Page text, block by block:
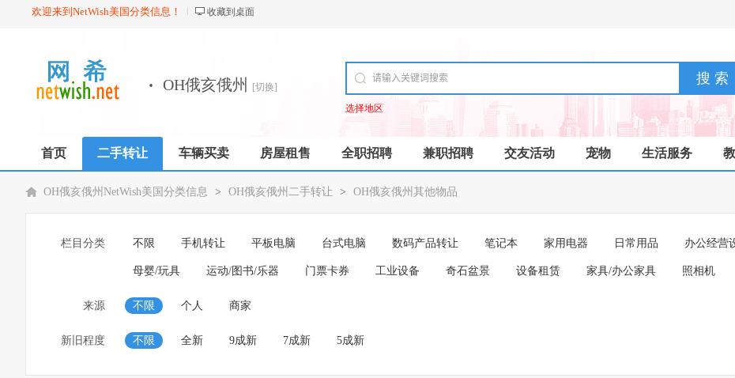
欢迎来到NetWish美国分类信息！ 收藏到桌面
· OH俄亥俄州
[切换]
选择地区
首页 二手转让 车辆买卖 房屋租售 全职招聘 兼职招聘 交友活动 宠物 生活服务
OH俄亥俄州NetWish美国分类信息 > OH俄亥俄州二手转让 > OH俄亥俄州其他物品
栏目分类 不限 手机转让 平板电脑 台式电脑 数码产品转让 笔记本 家用电器 日常用品 办公经营
母婴/玩具 运动/图书/乐器 门票卡券 工业设备 奇石盆景 设备租赁 家具/办公家具 照相机
来源 不限 个人 商家
新旧程度 不限 全新 9成新 7成新 5成新